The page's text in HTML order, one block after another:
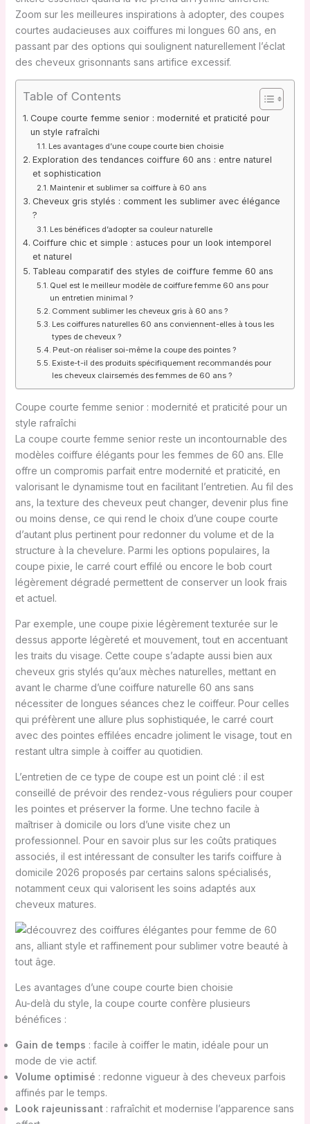
Zoom sur les meilleures inspirations à adopter, des coupes
courtes audacieuses aux coiffures mi longues 60 ans, en
passant par des options qui soulignent naturellement l’éclat
des cheveux grisonnants sans artifice excessif.
Table of Contents
Coupe courte femme senior : modernité et praticité pour
un style rafraîchi
Les avantages d’une coupe courte bien choisie
Exploration des tendances coiffure 60 ans : entre naturel
et sophistication
Maintenir et sublimer sa coiffure à 60 ans
Cheveux gris stylés : comment les sublimer avec élégance
?
Les bénéfices d’adopter sa couleur naturelle
Coiffure chic et simple : astuces pour un look intemporel
et naturel
Tableau comparatif des styles de coiffure femme 60 ans
Quel est le meilleur modèle de coiffure femme 60 ans pour
un entretien minimal ?
Comment sublimer les cheveux gris à 60 ans ?
Les coiffures naturelles 60 ans conviennent-elles à tous les
types de cheveux ?
Peut-on réaliser soi-même la coupe des pointes ?
Existe-t-il des produits spécifiquement recommandés pour
les cheveux clairsemés des femmes de 60 ans ?
Coupe courte femme senior : modernité et praticité pour un
style rafraîchi
La coupe courte femme senior reste un incontournable des
modèles coiffure élégants pour les femmes de 60 ans. Elle
offre un compromis parfait entre modernité et praticité, en
valorisant le dynamisme tout en facilitant l’entretien. Au fil des
ans, la texture des cheveux peut changer, devenir plus fine
ou moins dense, ce qui rend le choix d’une coupe courte
d’autant plus pertinent pour redonner du volume et de la
structure à la chevelure. Parmi les options populaires, la
coupe pixie, le carré court effilé ou encore le bob court
légèrement dégradé permettent de conserver un look frais
et actuel.
Par exemple, une coupe pixie légèrement texturée sur le
dessus apporte légèreté et mouvement, tout en accentuant
les traits du visage. Cette coupe s’adapte aussi bien aux
cheveux gris stylés qu’aux mèches naturelles, mettant en
avant le charme d’une coiffure naturelle 60 ans sans
nécessiter de longues séances chez le coiffeur. Pour celles
qui préfèrent une allure plus sophistiquée, le carré court
avec des pointes effilées encadre joliment le visage, tout en
restant ultra simple à coiffer au quotidien.
L’entretien de ce type de coupe est un point clé : il est
conseillé de prévoir des rendez-vous réguliers pour couper
les pointes et préserver la forme. Une techno facile à
maîtriser à domicile ou lors d’une visite chez un
professionnel. Pour en savoir plus sur les coûts pratiques
associés, il est intéressant de consulter les tarifs coiffure à
domicile 2026 proposés par certains salons spécialisés,
notamment ceux qui valorisent les soins adaptés aux
cheveux matures.
Les avantages d’une coupe courte bien choisie
Au-delà du style, la coupe courte confère plusieurs
bénéfices :
Gain de temps : facile à coiffer le matin, idéale pour un
mode de vie actif.
Volume optimisé : redonne vigueur à des cheveux parfois
affinés par le temps.
Look rajeunissant: rafraîchit et modernise l’apparence sans